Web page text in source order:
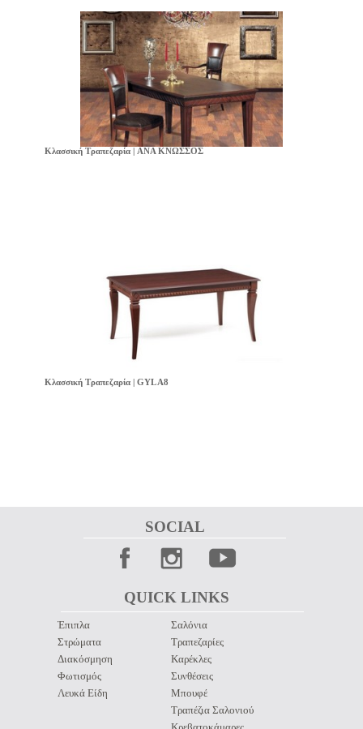
Κλασσική Τραπεζαρία | ANA ΚΝΩΣΣΟΣ
Κλασσική Τραπεζαρία | GYL A8
QUICK LINKS
SOCIAL
Έπιπλα
Στρώματα
Διακόσμηση
Φωτισμός
Λευκά Είδη
Σαλόνια
Τραπεζαρίες
Καρέκλες
Συνθέσεις
Μπουφέ
Τραπέζια Σαλονιού